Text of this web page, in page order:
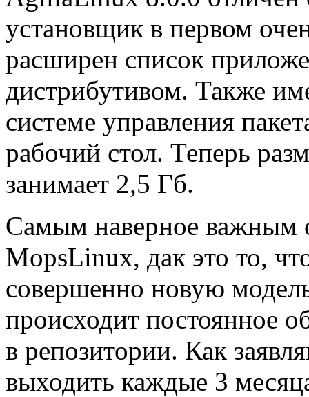
установщик в первом
расширен список
дистрибутивом. Также
системе управления
рабочий стол. Теперь
занимает 2,5 Гб.
Самым наверное важным
MopsLinux, дак это то,
совершенно новую
происходит постоянное
в репозитории. Как
выходить каждые 3